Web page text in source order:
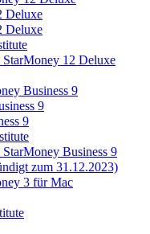
Deluxe
Deluxe
12 Deluxe
Business 9
9
9
Business 9
zum 31.12.2023)
3 für Mac